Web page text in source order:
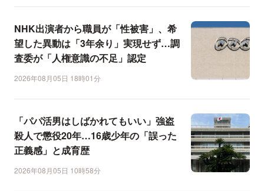
NHK出演者から職員が「性被害」、希
望した異動は「3年余り」実現せず…調
査委が「人権意識の不足」認定
2026年08月05日 18時01分
「パパ活男はしばかれてもいい」強盗
殺人で懲役20年…16歳少年の「誤った
正義感」と成育歴
2026年08月05日 10時58分